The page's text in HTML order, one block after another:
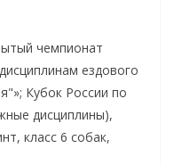
чемпионат
ездового
Кубок России по
дисциплины),
класс 6 собак,